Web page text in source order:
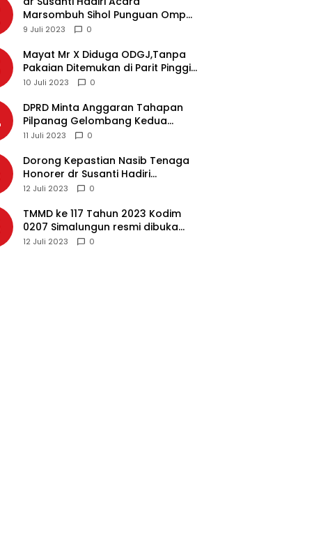
Marsombuh Sihol Punguan Ompu
Simataraja Raja Simarmata Dohot
9 Juli 2023 0
Mayat Mr X Diduga ODGJ,Tanpa
Pakaian Ditemukan di Parit Pinggir
Jalan Medan
10 Juli 2023 0
DPRD Minta Anggaran Tahapan
Pilpanag Gelombang Kedua
Dicairkan di Nagori Masing-
11 Juli 2023 0
Dorong Kepastian Nasib Tenaga
Honorer dr Susanti Hadiri
Rakernas APEKSI 2023 di Makassar
12 Juli 2023 0
TMMD ke 117 Tahun 2023 Kodim
0207 Simalungun resmi dibuka
Bupati Simalungun
12 Juli 2023 0